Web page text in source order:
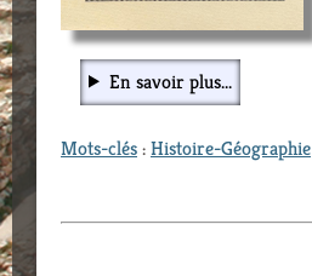
En savoir plus...
Mots-clés:Histoire-Géographie